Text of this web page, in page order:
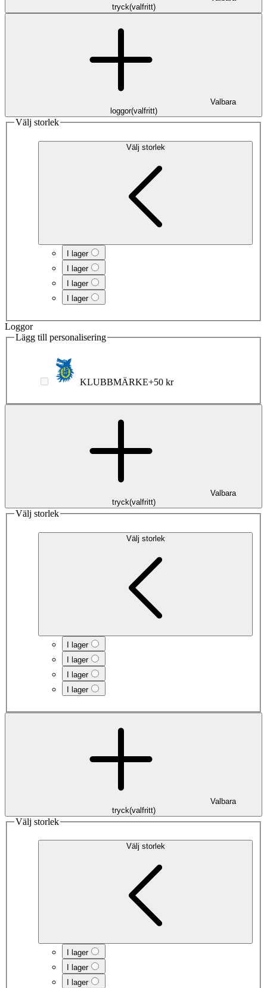
tryck(valfritt)
Valbara
loggor(valfritt)
Välj storlek
Välj storlek
I lager
I lager
I lager
I lager
Loggor
Lägg till personalisering
KLUBBMÄRKE+50 kr
Valbara
tryck(valfritt)
Välj storlek
Välj storlek
I lager
I lager
I lager
I lager
Valbara
tryck(valfritt)
Välj storlek
Välj storlek
I lager
I lager
I lager